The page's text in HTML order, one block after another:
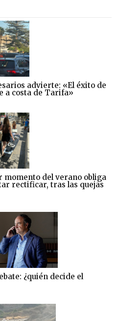
advierte: «El éxito de
a costa de Tarifa»
momento del verano obliga
rectificar, tras las quejas
¿quién decide el